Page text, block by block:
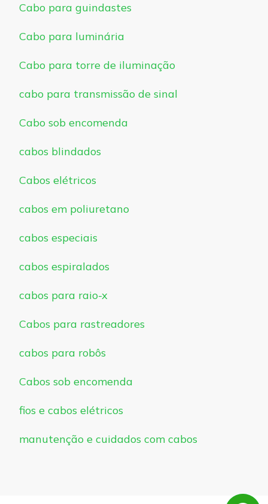
Cabo para guindastes
Cabo para luminária
Cabo para torre de iluminação
cabo para transmissão de sinal
Cabo sob encomenda
cabos blindados
Cabos elétricos
cabos em poliuretano
cabos especiais
cabos espiralados
cabos para raio-x
Cabos para rastreadores
cabos para robôs
Cabos sob encomenda
fios e cabos elétricos
manutenção e cuidados com cabos